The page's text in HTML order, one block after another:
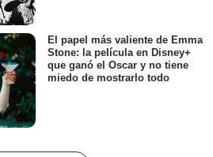
El papel más valiente de Emma
Stone: la película en Disney+
que ganó el Oscar y no tiene
miedo de mostrarlo todo